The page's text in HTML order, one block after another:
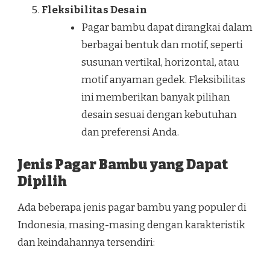
Fleksibilitas Desain
Pagar bambu dapat dirangkai dalam
berbagai bentuk dan motif, seperti
susunan vertikal, horizontal, atau
motif anyaman gedek. Fleksibilitas
ini memberikan banyak pilihan
desain sesuai dengan kebutuhan
dan preferensi Anda.
Jenis Pagar Bambu yang Dapat
Dipilih
Ada beberapa jenis pagar bambu yang populer di
Indonesia, masing-masing dengan karakteristik
dan keindahannya tersendiri: